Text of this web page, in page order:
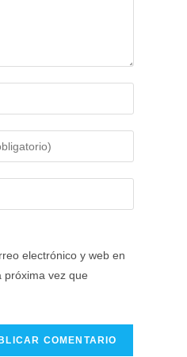
electrónico y web en
próxima vez que